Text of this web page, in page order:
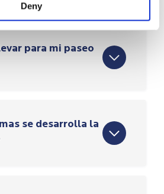
Deny
para mi paseo
se desarrolla la